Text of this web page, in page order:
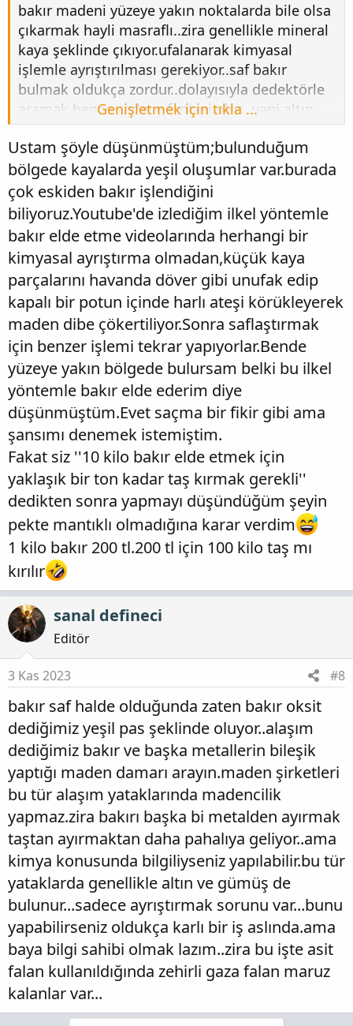
bakır madeni yüzeye yakın noktalarda bile olsa
çıkarmak hayli masraflı..zira genellikle mineral
kaya şeklinde çıkıyor.ufalanarak kimyasal
işlemle ayrıştırılması gerekiyor..saf bakır
bulmak oldukça zordur..dolayısıyla dedektörle
aramak bence sadece fantazi olur...yani altın
gibi külçe,nabit ve ya damar şeklinde bulmak
mümkün değil...genellikle demir ve ya
kalay,sülfür dioksit gibi metallerle karışık halde
kayalarda yüzde 1-2 oranında yoğunluk
yapar...10 kilo bakır elde etmek için yaklaşık bir
ton kadar taş kırmak gerekli...saflaştırma
işlemi de bi okadar masraflıdır.....dolayısıyla
küçük işletmeler bu konuya fazla girmek
istemezler..ancak büyük ölçekli açık madencilik
yapan şirketler sürümden kazandıkları için
genellikle büyük şirketlerin faliyet gösterdikleri
bir alandır...
Genişletmek için tıkla ...
Ustam şöyle düşünmüştüm;bulunduğum
bölgede kayalarda yeşil oluşumlar var.burada
çok eskiden bakır işlendiğini
biliyoruz.Youtube'de izlediğim ilkel yöntemle
bakır elde etme videolarında herhangi bir
kimyasal ayrıştırma olmadan,küçük kaya
parçalarını havanda döver gibi unufak edip
kapalı bir potun içinde harlı ateşi körükleyerek
maden dibe çökertiliyor.Sonra saflaştırmak
için benzer işlemi tekrar yapıyorlar.Bende
yüzeye yakın bölgede bulursam belki bu ilkel
yöntemle bakır elde ederim diye
düşünmüştüm.Evet saçma bir fikir gibi ama
şansımı denemek istemiştim.
Fakat siz ''10 kilo bakır elde etmek için
yaklaşık bir ton kadar taş kırmak gerekli''
dedikten sonra yapmayı düşündüğüm şeyin
pekte mantıklı olmadığına karar verdim
1 kilo bakır 200 tl.200 tl için 100 kilo taş mı
kırılır
sanal defineci
Editör
3 Kas 2023 #8
bakır saf halde olduğunda zaten bakır oksit
dediğimiz yeşil pas şeklinde oluyor..alaşım
dediğimiz bakır ve başka metallerin bileşik
yaptığı maden damarı arayın.maden şirketleri
bu tür alaşım yataklarında madencilik
yapmaz.zira bakırı başka bi metalden ayırmak
taştan ayırmaktan daha pahalıya geliyor..ama
kimya konusunda bilgiliyseniz yapılabilir.bu tür
yataklarda genellikle altın ve gümüş de
bulunur...sadece ayrıştırmak sorunu var...bunu
yapabilirseniz oldukça karlı bir iş aslında.ama
baya bilgi sahibi olmak lazım..zira bu işte asit
falan kullanıldığında zehirli gaza falan maruz
kalanlar var...